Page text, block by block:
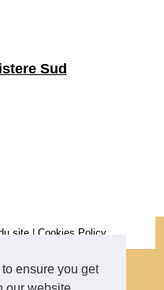
ensure you get
Sud
site| Cookies Policy